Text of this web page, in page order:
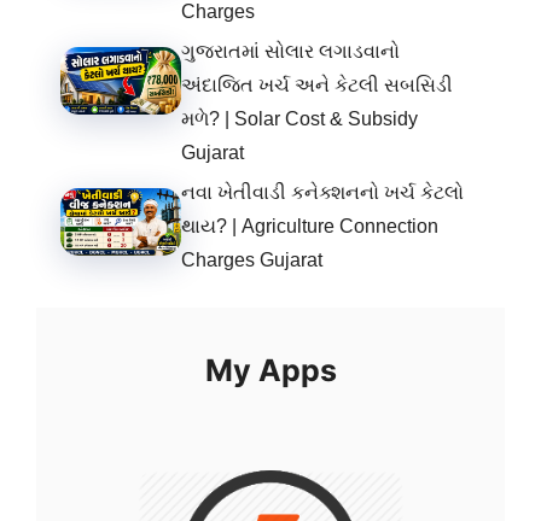
Charges
ગુજરાતમાં સોલાર લગાડવાનો
અંદાજિત ખર્ચ અને કેટલી સબસિડી
મળે? | Solar Cost & Subsidy
Gujarat
નવા ખેતીવાડી કનેક્શનનો ખર્ચ કેટલો
થાય? | Agriculture Connection
Charges Gujarat
My Apps